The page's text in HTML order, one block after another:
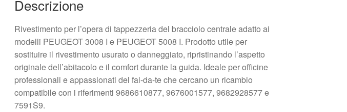
Descrizione
Rivestimento per l’opera di tappezzeria del bracciolo centrale adatto ai
modelli PEUGEOT 3008 I e PEUGEOT 5008 I. Prodotto utile per
sostituire il rivestimento usurato o danneggiato, ripristinando l’aspetto
originale dell’abitacolo e il comfort durante la guida. Ideale per officine
professionali e appassionati del fai-da-te che cercano un ricambio
compatibile con i riferimenti 9686610877, 9676001577, 9682928577 e
7591S9.